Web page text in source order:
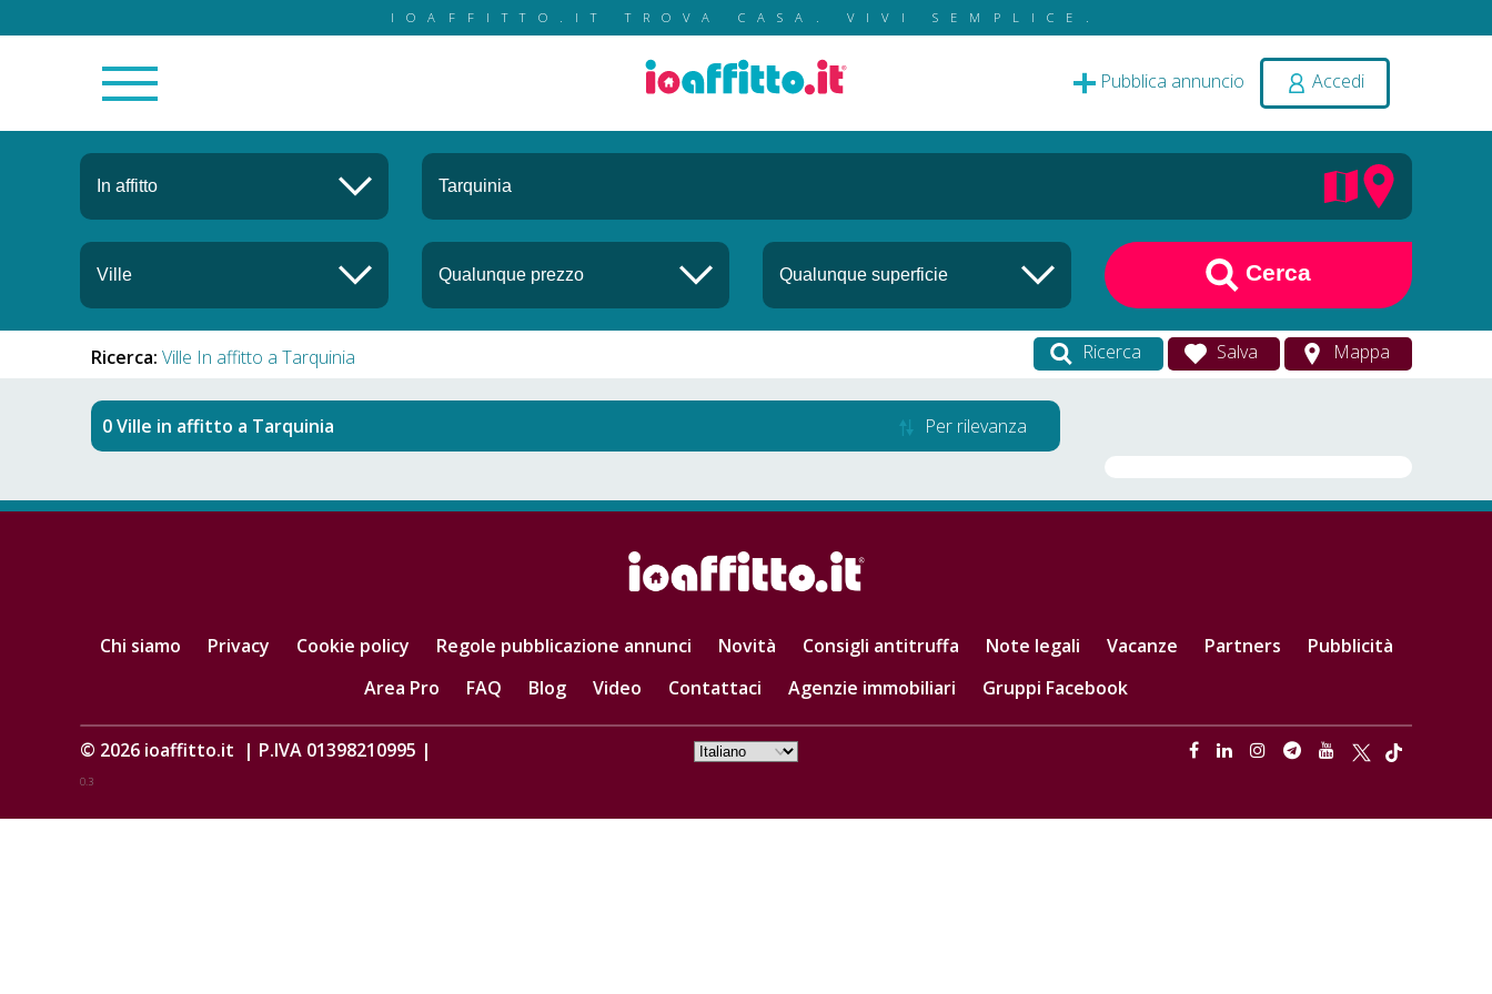
IOAFFITTO.IT TROVA CASA. VIVI SEMPLICE.
Pubblica annuncio Accedi
Cerca
Ricerca: Ville In affitto a Tarquinia Ricerca Salva Mappa
Ville in affitto a Tarquinia Per rilevanza
Chi siamo Privacy Cookie policy Regole pubblicazione annunci Novità Consigli antitruffa Note legali Vacanze Partners
Pubblicità
Area Pro
FAQ Blog Video Contattaci Agenzie immobiliari Gruppi Facebook
© 2026 ioaffitto.it | P.IVA 01398210995 |
0.3